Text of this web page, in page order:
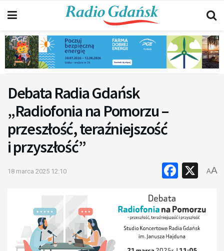
Debata Radia Gdańsk
„Radiofonia na Pomorzu –
przeszłość, teraźniejszość
i przyszłość”
18 marca 2025 12:10 X
AA